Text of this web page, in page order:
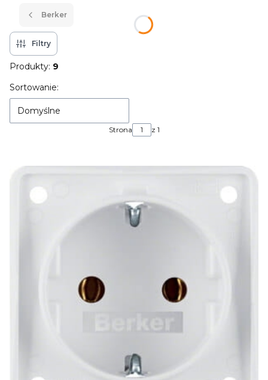
Berker
Filtry
Produkty: 9
Lista produktów
Sortowanie:
Domyślne
Strona z 1